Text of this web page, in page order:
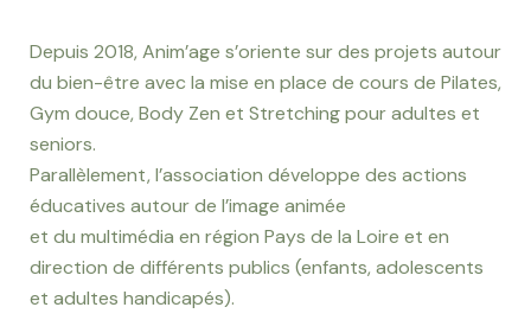
Depuis 2018, Anim’age s’oriente sur des projets autour
du bien-être avec la mise en place de cours de Pilates,
Gym douce, Body Zen et Stretching pour adultes et
seniors.
Parallèlement, l’association développe des actions
éducatives autour de l’image animée
et du multimédia en région Pays de la Loire et en
direction de différents publics (enfants, adolescents
et adultes handicapés).